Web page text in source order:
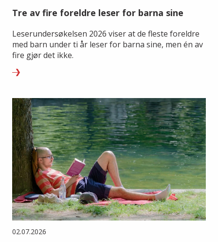
Tre av fire foreldre leser for barna sine
Leserundersøkelsen 2026 viser at de fleste foreldre
med barn under ti år leser for barna sine, men én av
fire gjør det ikke.
02.07.2026